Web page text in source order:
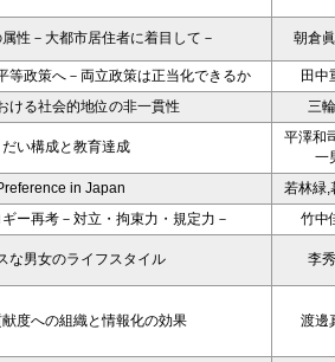
性－大都市居住者に着目して－ 朝倉
等政策へ－両立政策は正当化できるか
田中
ける社会的地位の非一貫性
三
だい構成と教育達成
平澤和
一
in Japan
若林緑,
ー再考－対立・拘束力・規定力－
竹中
な男女のライフスタイル 李
度への組織と情報化の効果 渡邊